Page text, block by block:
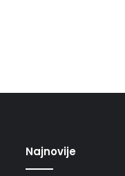
Najnovije